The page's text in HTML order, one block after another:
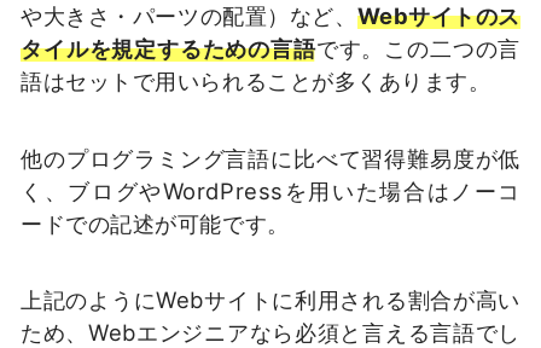
や大きさ・パーツの配置）など、 Webサイトのス
タイルを規定するための言語です。この二つの言
語はセットで用いられることが多くあります。
他のプログラミング言語に比べて習得難易度が低
く、ブログやWordPressを用いた場合はノーコ
ードでの記述が可能です。
上記のようにWebサイトに利用される割合が高い
ため、Webエンジニアなら必須と言える言語でし